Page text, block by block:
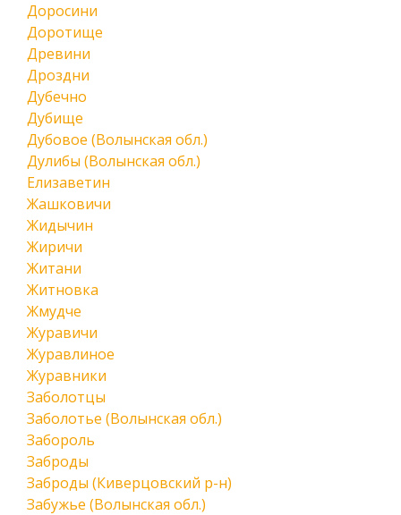
Доросини
Доротище
Древини
Дроздни
Дубечно
Дубище
Дубовое (Волынская обл.)
Дулибы (Волынская обл.)
Елизаветин
Жашковичи
Жидычин
Жиричи
Житани
Житновка
Жмудче
Журавичи
Журавлиное
Журавники
Заболотцы
Заболотье (Волынская обл.)
Забороль
Заброды
Заброды (Киверцовский р-н)
Забужье (Волынская обл.)